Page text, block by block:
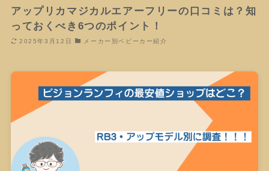
アップリカマジカルエアーフリーの口コミは？知
っておくべき6つのポイント！
2025年3月12日 メーカー別ベビーカー紹介